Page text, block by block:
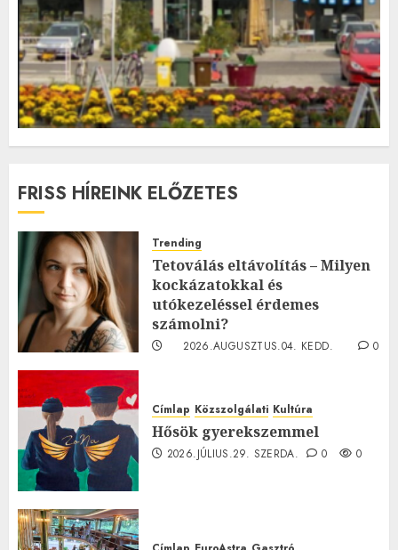
FRISS HÍREINK ELŐZETES
Trending
Tetoválás eltávolítás – Milyen
kockázatokkal és
utókezeléssel érdemes
számolni?
2026.AUGUSZTUS.04. KEDD.
0
Címlap Közszolgálati Kultúra
Hősök gyerekszemmel
2026.JÚLIUS.29. SZERDA. 0 0